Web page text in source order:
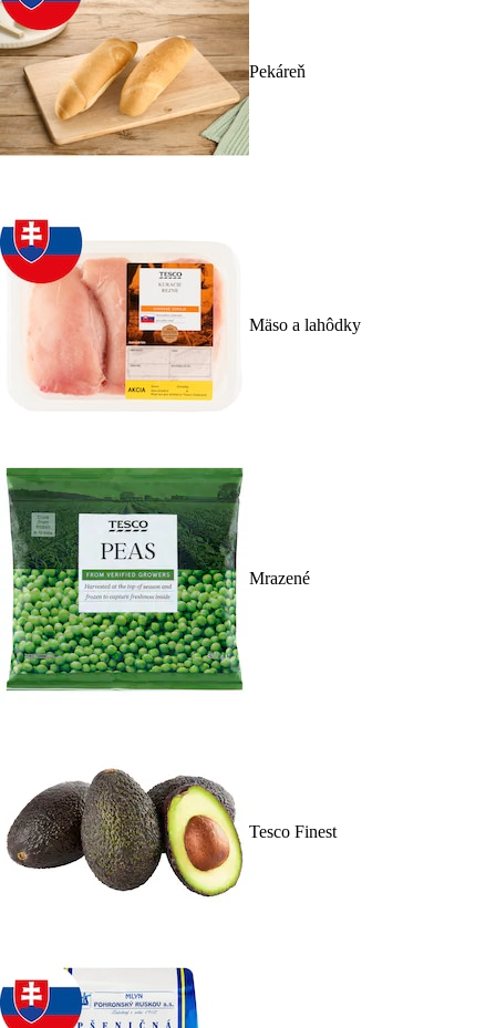
Pekáreň
Mäso a lahôdky
Mrazené
Tesco Finest